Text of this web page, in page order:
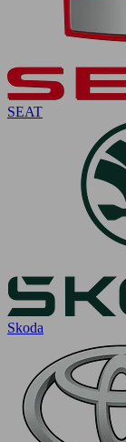
SEAT
Skoda